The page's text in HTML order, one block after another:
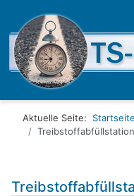
Aktuelle Seite: Startseite